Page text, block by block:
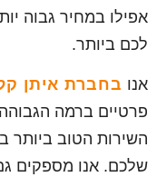
אפילו במחיר גבוה
לכם ביותר.
אנו בחברת איתן
פרטיים ברמה
השירות הטוב ביותר
שלכם. אנו מספקים